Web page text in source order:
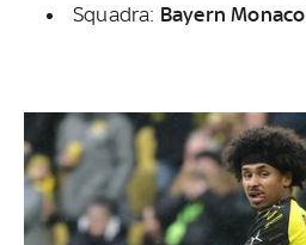
Squadra: Bayern Monaco